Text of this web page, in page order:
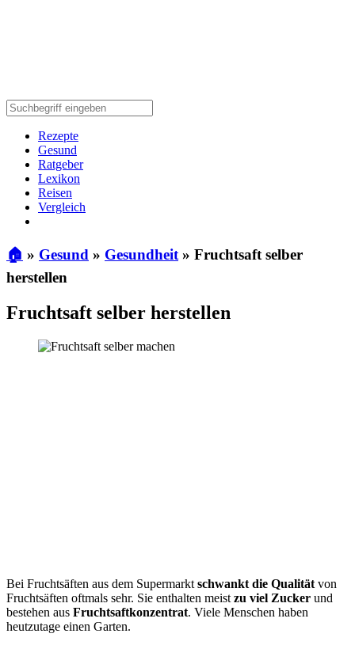
Rezepte
Gesund
Ratgeber
Lexikon
Reisen
Vergleich
🏠 » Gesund » Gesundheit » Fruchtsaft selber
herstellen
Fruchtsaft selber herstellen
Bei Fruchtsäften aus dem Supermarkt schwankt die Qualität von
Fruchtsäften oftmals sehr. Sie enthalten meist zu viel Zucker und
bestehen aus Fruchtsaftkonzentrat. Viele Menschen haben
heutzutage einen Garten.